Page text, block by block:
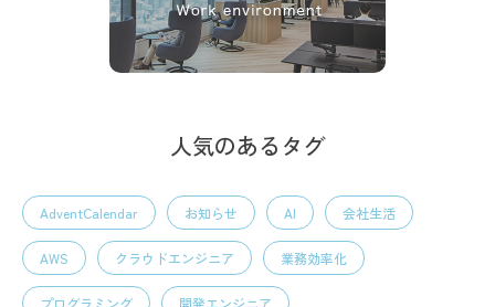
人気のあるタグ
AdventCalendar お知らせ AI 会社生活
AWS クラウドエンジニア 業務効率化
プログラミング 開発エンジニア